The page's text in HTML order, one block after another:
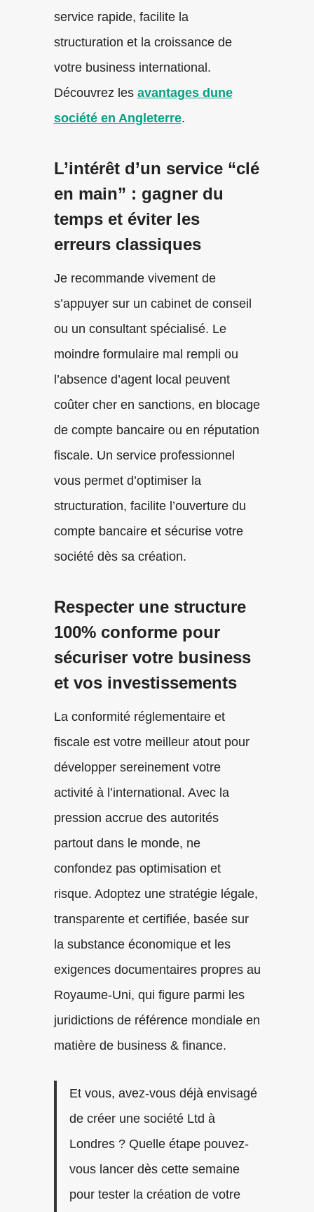
service rapide, facilite la
structuration et la croissance de
votre business international.
Découvrez les avantages dune
société en Angleterre.
L’intérêt d’un service “clé
en main” : gagner du
temps et éviter les
erreurs classiques
Je recommande vivement de
s’appuyer sur un cabinet de conseil
ou un consultant spécialisé. Le
moindre formulaire mal rempli ou
l’absence d’agent local peuvent
coûter cher en sanctions, en blocage
de compte bancaire ou en réputation
fiscale. Un service professionnel
vous permet d’optimiser la
structuration, facilite l’ouverture du
compte bancaire et sécurise votre
société dès sa création.
Respecter une structure
100% conforme pour
sécuriser votre business
et vos investissements
La conformité réglementaire et
fiscale est votre meilleur atout pour
développer sereinement votre
activité à l’international. Avec la
pression accrue des autorités
partout dans le monde, ne
confondez pas optimisation et
risque. Adoptez une stratégie légale,
transparente et certifiée, basée sur
la substance économique et les
exigences documentaires propres au
Royaume-Uni, qui figure parmi les
juridictions de référence mondiale en
matière de business & finance.
Et vous, avez-vous déjà envisagé
de créer une société Ltd à
Londres ? Quelle étape pouvez-
vous lancer dès cette semaine
pour tester la création de votre